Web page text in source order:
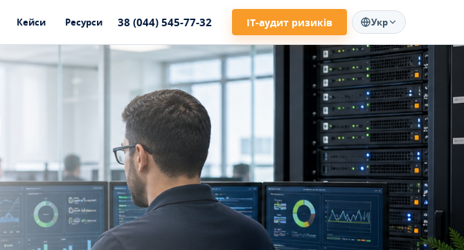
Кейси Ресурси 38 (044) 545-77-32 ІТ-аудит ризиків Укр